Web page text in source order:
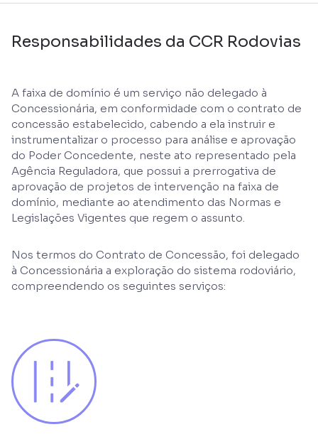
Responsabilidades da CCR Rodovias
A faixa de domínio é um serviço não delegado à
Concessionária, em conformidade com o contrato de
concessão estabelecido, cabendo a ela instruir e
instrumentalizar o processo para análise e aprovação
do Poder Concedente, neste ato representado pela
Agência Reguladora, que possui a prerrogativa de
aprovação de projetos de intervenção na faixa de
domínio, mediante ao atendimento das Normas e
Legislações Vigentes que regem o assunto.
Nos termos do Contrato de Concessão, foi delegado
à Concessionária a exploração do sistema rodoviário,
compreendendo os seguintes serviços: